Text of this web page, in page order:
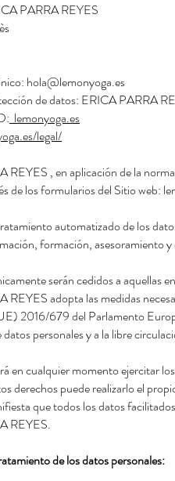
PARRA REYES
hola@lemonyoga.es
de datos: ERICA PARRA
lemonyoga.es
legal/
REYES , en aplicación de la
de los formularios del Sitio web:
automatizado de los
formación, asesoramiento
serán cedidos a aquellas
REYES adopta las medidas
2016/679 del Parlamento
personales y a la libre
en cualquier momento ejercitar
derechos puede realizarlo el
que todos los datos
REYES.
de los datos personales: